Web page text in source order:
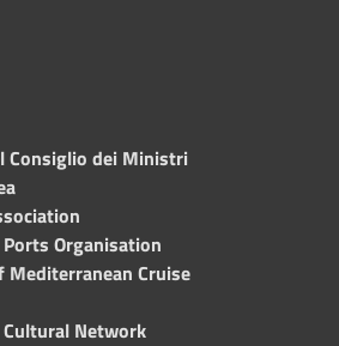
Consiglio dei Ministri
Ports Organisation
Cruise
Network